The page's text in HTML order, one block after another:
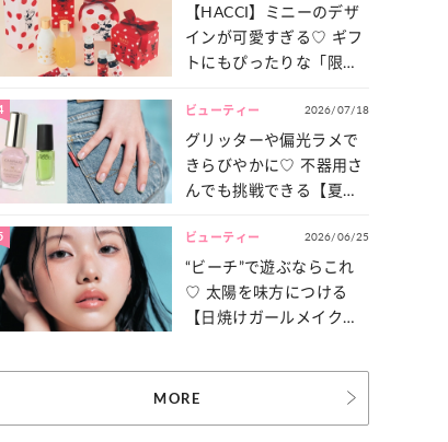
【HACCI】ミニーのデザ
インが可愛すぎる♡ ギフ
トにもぴったりな「限定
ビューティー 2026/07/18
グリッターや偏光ラメで
きらびやかに♡ 不器用さ
んでも挑戦できる【夏ネ
ビューティー 2026/06/25
“ビーチ”で遊ぶならこれ
♡ 太陽を味方につける
【日焼けガールメイク】
MORE